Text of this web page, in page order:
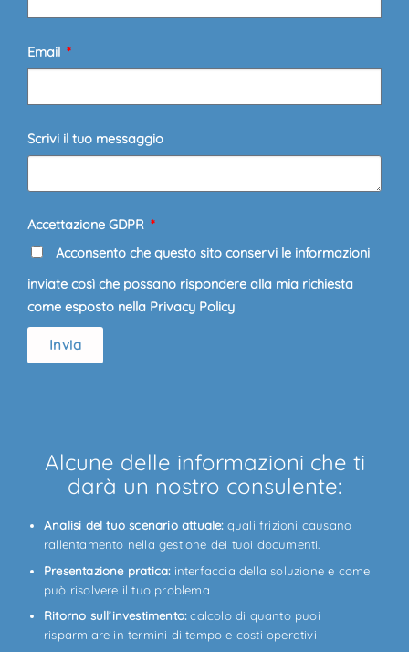
Email
Scrivi il tuo messaggio
Accettazione GDPR
Acconsento che questo sito conservi le informazioni
inviate così che possano rispondere alla mia richiesta
come esposto nella Privacy Policy
Invia
Alcune delle informazioni che ti
darà un nostro consulente:
Analisi del tuo scenario attuale:quali frizioni causano
rallentamento nella gestione dei tuoi documenti.
Presentazione pratica:interfaccia della soluzione e come
può risolvere il tuo problema
Ritorno sull’investimento:calcolo di quanto puoi
risparmiare in termini di tempo e costi operativi